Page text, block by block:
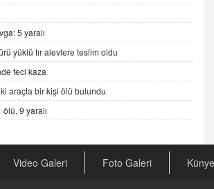
MENEKŞE
Yolu
12:56
ÖZKALE
Dava Açmadan Önce
Başvuru Şartı
UĞURATEŞ
yapısıyla Suriye
5 yaralı
yüklü tır alevlere teslim oldu
feci kaza
araçta bir kişi ölü bulundu
ölü, 9 yaralı
Video Galeri Foto Galeri Künye